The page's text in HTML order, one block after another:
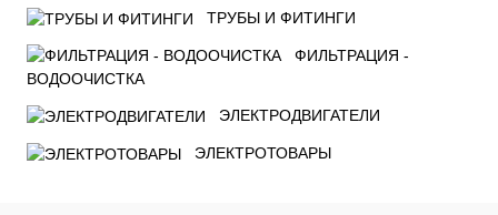
ТРУБЫ И ФИТИНГИ
ФИЛЬТРАЦИЯ -
ВОДООЧИСТКА
ЭЛЕКТРОДВИГАТЕЛИ
ЭЛЕКТРОТОВАРЫ